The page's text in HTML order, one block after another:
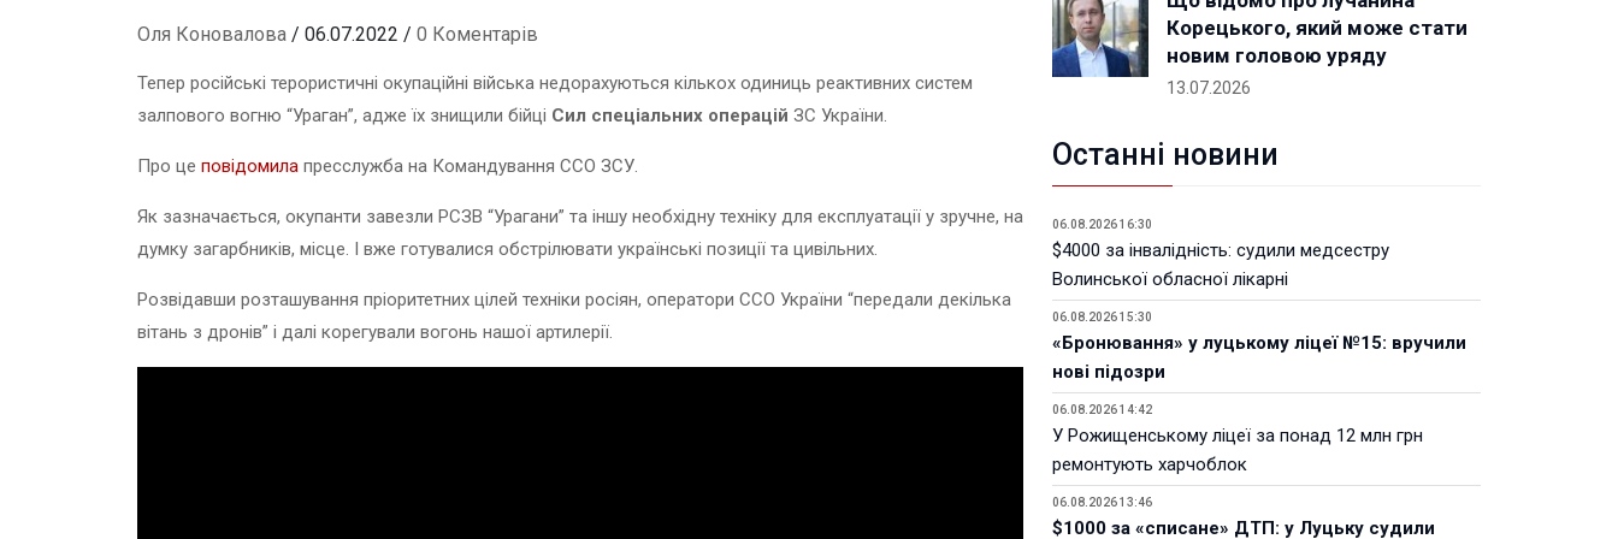
Оля Коновалова / 06.07.2022 / 0 Коментарів
Тепер російські терористичні окупаційні війська недорахуються кількох одиниць реактивних систем
залпового вогню “Ураган”, адже їх знищили бійці Сил спеціальних операцій ЗС України.
Про це повідомила пресслужба на Командування ССО ЗСУ.
Як зазначається, окупанти завезли РСЗВ “Урагани” та іншу необхідну техніку для експлуатації у зручне, на
думку загарбників, місце. І вже готувалися обстрілювати українські позиції та цивільних.
Розвідавши розташування пріоритетних цілей техніки росіян, оператори ССО України “передали декілька
вітань з дронів” і далі корегували вогонь нашої артилерії.
Корецького, який може стати
новим головою уряду
13.07.2026
Останні новини
06.08.2026 16:30
$4000 за інвалідність: судили медсестру
Волинської обласної лікарні
06.08.2026 15:30
«Бронювання» у луцькому ліцеї №15: вручили
нові підозри
06.08.2026 14:42
У Рожищенському ліцеї за понад 12 млн грн
ремонтують харчоблок
06.08.2026 13:46
$1000 за «списане» ДТП: у Луцьку судили